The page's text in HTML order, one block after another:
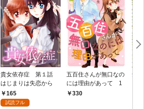
貴女依存症 第１話
はじまりは失恋から
165
試読フル
五百住さんが無口なの
には理由があって 1
330
知